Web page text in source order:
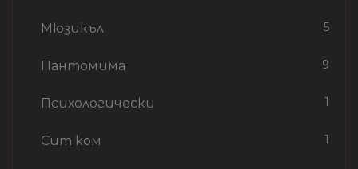
Мюзикъл 5
Пантомима 9
Психологически 1
Сит ком 1